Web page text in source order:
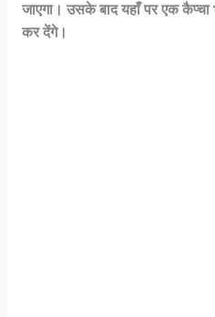
जाएगा। उसके बाद यहाँ पर एक
कर देंगे।